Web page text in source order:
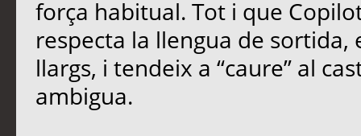
força habitual. Tot i que
respecta la llengua de
llargs, i tendeix a “caure” al
ambigua.